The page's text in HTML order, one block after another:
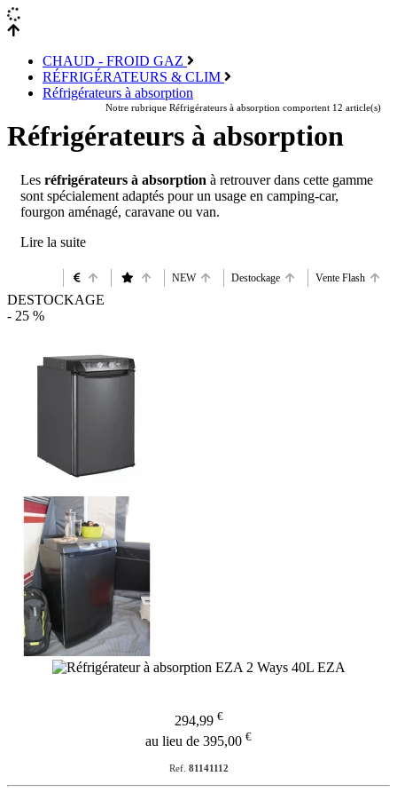
CHAUD - FROID GAZ
RÉFRIGÉRATEURS & CLIM
Réfrigérateurs à absorption
Réfrigérateurs à absorption
Notre rubrique Réfrigérateurs à absorption comportent 12 article(s)
Les réfrigérateurs à absorption à retrouver dans cette gamme
sont spécialement adaptés pour un usage en camping-car,
fourgon aménagé, caravane ou van.
NEW Destockage Vente Flash
DESTOCKAGE
- 25 %
294,99 €
au lieu de 395,00 €
Ref. 81141112